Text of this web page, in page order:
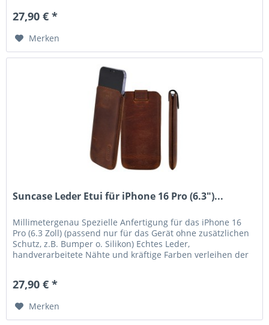
27,90 € *
Merken
Suncase Leder Etui für iPhone 16 Pro (6.3")...
Millimetergenau Spezielle Anfertigung für das iPhone 16
Pro (6.3 Zoll) (passend nur für das Gerät ohne zusätzlichen
Schutz, z.B. Bumper o. Silikon) Echtes Leder,
handverarbeitete Nähte und kräftige Farben verleihen der
27,90 € *
Merken